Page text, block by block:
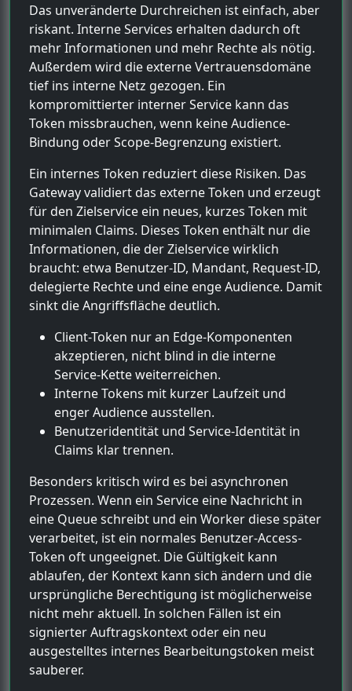
Das unveränderte Durchreichen ist einfach, aber
riskant. Interne Services erhalten dadurch oft
mehr Informationen und mehr Rechte als nötig.
Außerdem wird die externe Vertrauensdomäne
tief ins interne Netz gezogen. Ein
kompromittierter interner Service kann das
Token missbrauchen, wenn keine Audience-
Bindung oder Scope-Begrenzung existiert.
Ein internes Token reduziert diese Risiken. Das
Gateway validiert das externe Token und erzeugt
für den Zielservice ein neues, kurzes Token mit
minimalen Claims. Dieses Token enthält nur die
Informationen, die der Zielservice wirklich
braucht: etwa Benutzer-ID, Mandant, Request-ID,
delegierte Rechte und eine enge Audience. Damit
sinkt die Angriffsfläche deutlich.
Client-Token nur an Edge-Komponenten
akzeptieren, nicht blind in die interne
Service-Kette weiterreichen.
Interne Tokens mit kurzer Laufzeit und
enger Audience ausstellen.
Benutzeridentität und Service-Identität in
Claims klar trennen.
Besonders kritisch wird es bei asynchronen
Prozessen. Wenn ein Service eine Nachricht in
eine Queue schreibt und ein Worker diese später
verarbeitet, ist ein normales Benutzer-Access-
Token oft ungeeignet. Die Gültigkeit kann
ablaufen, der Kontext kann sich ändern und die
ursprüngliche Berechtigung ist möglicherweise
nicht mehr aktuell. In solchen Fällen ist ein
signierter Auftragskontext oder ein neu
ausgestelltes internes Bearbeitungstoken meist
sauberer.